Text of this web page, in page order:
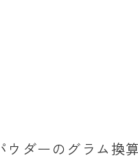
ウダーのグラム換